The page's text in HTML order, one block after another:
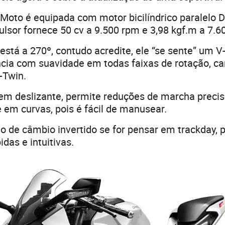
é equipada com motor bicilíndrico paralelo
fornece 50 cv a 9.500 rpm e 3,98 kgf.m a
a 270º, contudo acredite, ele “se sente” um
com suavidade em todas faixas de rotação,
deslizante, permite reduções de marcha
curvas, pois é fácil de manusear.
de câmbio invertido se for pensar em trackday,
e intuitivas.